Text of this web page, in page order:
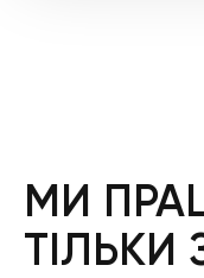
МИ
ТІЛЬКИ